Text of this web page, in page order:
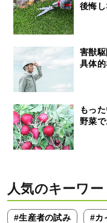
後悔
害獣
具体
もっ
野菜
人気のキーワー
#生産者の試み #カ